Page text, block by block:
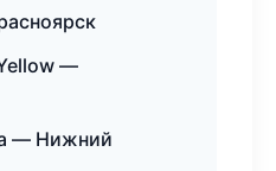
—
— Нижний